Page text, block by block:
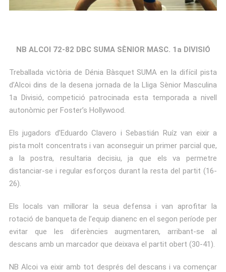
NB ALCOI 72-82 DBC SUMA SÈNIOR MASC. 1a DIVISIÓ
Treballada victòria de Dénia Bàsquet SUMA en la difícil pista
d’Alcoi dins de la desena jornada de la Lliga Sènior Masculina
1a Divisió, competició patrocinada esta temporada a nivell
autonòmic per Foster’s Hollywood.
Els jugadors d’Eduardo Clavero i Sebastián Ruíz van eixir a
pista molt concentrats i van aconseguir un primer parcial que,
a la postra, resultaria decisiu, ja que els va permetre
distanciar-se i regular esforços durant la resta del partit (16-
26).
Els locals van millorar la seua defensa i van aprofitar la
rotació de banqueta de l’equip dianenc en el segon període per
evitar que les diferències augmentaren, arribant-se al
descans amb un marcador que deixava el partit obert (30-41).
NB Alcoi va eixir amb tot després del descans i va començar